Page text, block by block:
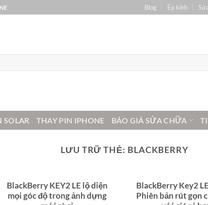
Blog Ép kính
SOLAR THAY PIN IPHONE BÁO GIÁ SỬA CHỮA
LƯU TRỮ THẺ: BLACKBERRY
BlackBerry KEY2 LE lộ diện
mọi góc độ trong ảnh dựng
BlackBerry Key2
Phiên bản rút gọn